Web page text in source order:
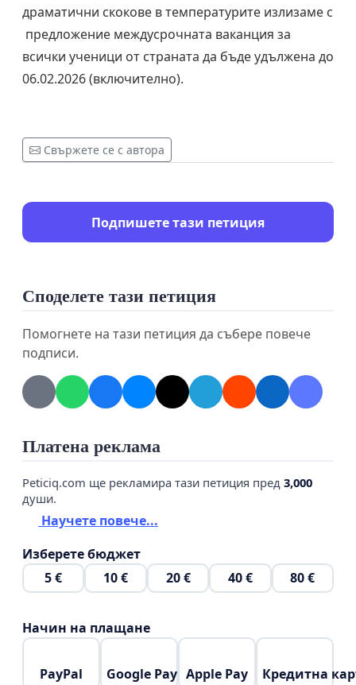
драматични скокове в температурите излизаме с
предложение междусрочната ваканция за
всички ученици от страната да бъде удължена до
06.02.2026 (включително).
Свържете се с автора
Подпишете тази петиция
Споделете тази петиция
Помогнете на тази петиция да събере повече
подписи.
Платена реклама
Peticiq.com ще рекламира тази петиция пред 3,000
души.
Научете повече...
Изберете бюджет
5 €
10 € 20 € 40 € 80 €
Начин на плащане
PayPal Google Pay Apple Pay Кредитна